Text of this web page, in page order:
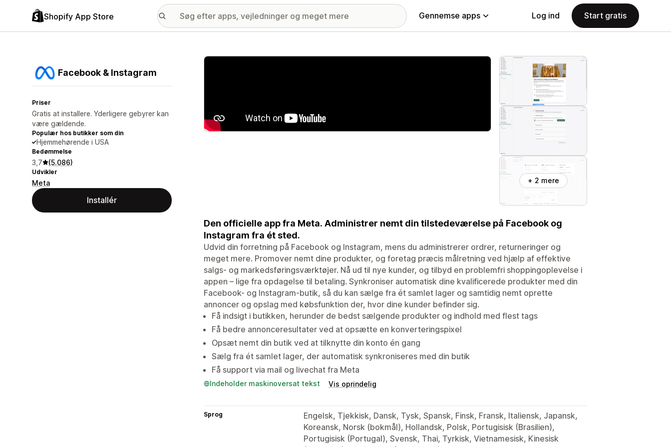
Shopify App Store Gennemse apps Log ind Start gratis
Facebook & Instagram
Priser
Gratis at installere. Yderligere gebyrer kan
være gældende.
Populær hos butikker som din
Hjemmehørende i USA
Bedømmelse
3,7 (5.086)
Udvikler
Meta
Installér
Galleri med udvalgte billeder
+ 2 mere
Den officielle app fra Meta. Administrer nemt din tilstedeværelse på Facebook og
Instagram fra ét sted.
Udvid din forretning på Facebook og Instagram, mens du administrerer ordrer, returneringer og
meget mere. Promover nemt dine produkter, og foretag præcis målretning ved hjælp af effektive
salgs- og markedsføringsværktøjer. Nå ud til nye kunder, og tilbyd en problemfri shoppingoplevelse i
appen – lige fra opdagelse til betaling. Synkroniser automatisk dine kvalificerede produkter med din
Facebook- og Instagram-butik, så du kan sælge fra ét samlet lager og samtidig nemt oprette
annoncer og opslag med købsfunktion der, hvor dine kunder befinder sig.
Få indsigt i butikken, herunder de bedst sælgende produkter og indhold med flest tags
Få bedre annonceresultater ved at opsætte en konverteringspixel
Opsæt nemt din butik ved at tilknytte din konto én gang
Sælg fra ét samlet lager, der automatisk synkroniseres med din butik
Få support via mail og livechat fra Meta
Indeholder maskinoversat tekst Vis oprindelig
Sprog
Engelsk, Tjekkisk, Dansk, Tysk, Spansk, Finsk, Fransk, Italiensk, Japansk,
Koreansk, Norsk (bokmål), Hollandsk, Polsk, Portugisisk (Brasilien),
Portugisisk (Portugal), Svensk, Thai, Tyrkisk, Vietnamesisk, Kinesisk